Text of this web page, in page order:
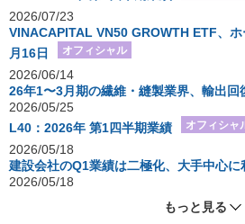
2026/07/23
VINACAPITAL VN50 GROWTH ETF、
月16日
オフィシャル
2026/06/14
26年1〜3月期の繊維・縫製業界、輸出
2026/05/25
L40：2026年 第1四半期業績
オフィシャ
2026/05/18
建設会社のQ1業績は二極化、大手中心
2026/05/18
もっと見る